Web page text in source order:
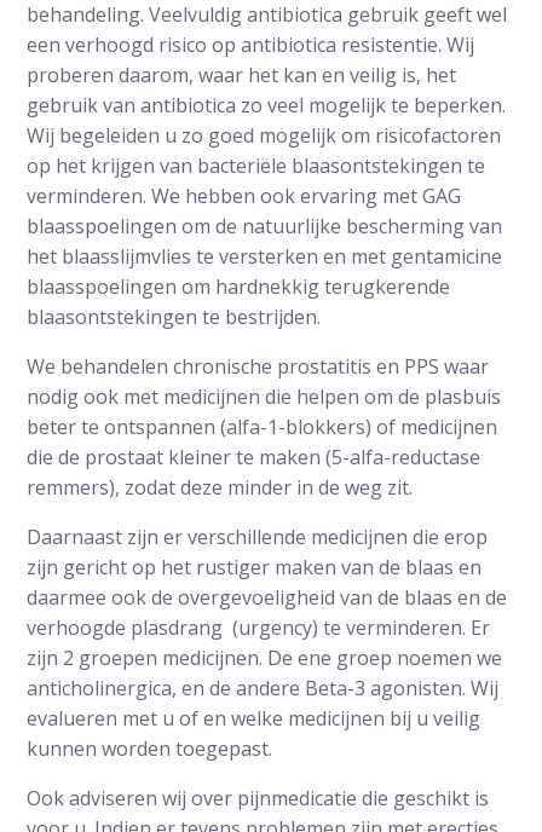
behandeling. Veelvuldig antibiotica gebruik geeft wel
een verhoogd risico op antibiotica resistentie. Wij
proberen daarom, waar het kan en veilig is, het
gebruik van antibiotica zo veel mogelijk te beperken.
Wij begeleiden u zo goed mogelijk om risicofactoren
op het krijgen van bacteriële blaasontstekingen te
verminderen. We hebben ook ervaring met GAG
blaasspoelingen om de natuurlijke bescherming van
het blaasslijmvlies te versterken en met gentamicine
blaasspoelingen om hardnekkig terugkerende
blaasontstekingen te bestrijden.
We behandelen chronische prostatitis en PPS waar
nodig ook met medicijnen die helpen om de plasbuis
beter te ontspannen (alfa-1-blokkers) of medicijnen
die de prostaat kleiner te maken (5-alfa-reductase
remmers), zodat deze minder in de weg zit.
Daarnaast zijn er verschillende medicijnen die erop
zijn gericht op het rustiger maken van de blaas en
daarmee ook de overgevoeligheid van de blaas en de
verhoogde plasdrang (urgency) te verminderen. Er
zijn 2 groepen medicijnen. De ene groep noemen we
anticholinergica, en de andere Beta-3 agonisten. Wij
evalueren met u of en welke medicijnen bij u veilig
kunnen worden toegepast.
Ook adviseren wij over pijnmedicatie die geschikt is